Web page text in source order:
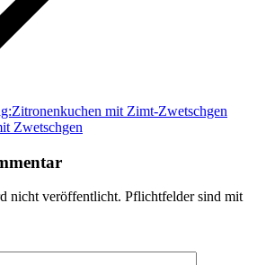
Zitronenkuchen mit Zimt-Zwetschgen
Zwetschgen
nicht veröffentlicht. Pflichtfelder sind mit